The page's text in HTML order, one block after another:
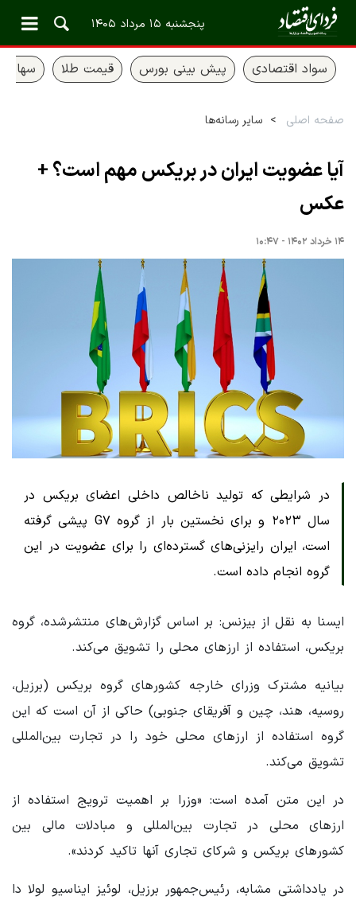
پنجشنبه ۱۵ مرداد ۱۴۰۵
سواد اقتصادی پیش بینی بورس قیمت طلا سهام
صفحه اصلی سایر رسانه‌ها
آیا عضویت ایران در بریکس مهم است؟ +
عکس
۱۴ خرداد ۱۴۰۲ - ۱۰:۴۷
در شرایطی که تولید ناخالص داخلی اعضای بریکس در
سال ۲۰۲۳ و برای نخستین بار از گروه G۷ پیشی گرفته
است، ایران رایزنی‌های گسترده‌ای را برای عضویت در این
گروه انجام داده است.
ایسنا به نقل از بیزنس: بر اساس گزارش‌های منتشرشده، گروه
بریکس، استفاده از ارزهای محلی را تشویق می‌کند.
بیانیه مشترک وزرای خارجه کشورهای گروه بریکس (برزیل،
روسیه، هند، چین و آفریقای جنوبی) حاکی از آن است که این
گروه استفاده از ارزهای محلی خود را در تجارت بین‌المللی
تشویق می‌کند.
در این متن آمده است: «وزرا بر اهمیت ترویج استفاده از
ارزهای محلی در تجارت بین‌المللی و مبادلات مالی بین
کشورهای بریکس و شرکای تجاری آنها تاکید کردند».
در یادداشتی مشابه، رئیس‌جمهور برزیل، لوئیز ایناسیو لولا دا